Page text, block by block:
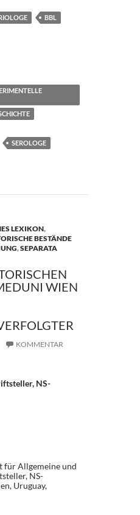
BBL
SEROLOGE
LEXIKON,
BESTÄNDE
,SEPARATA
WIEN
KOMMENTAR
NS-
für Allgemeine und
NS-
Uruguay,